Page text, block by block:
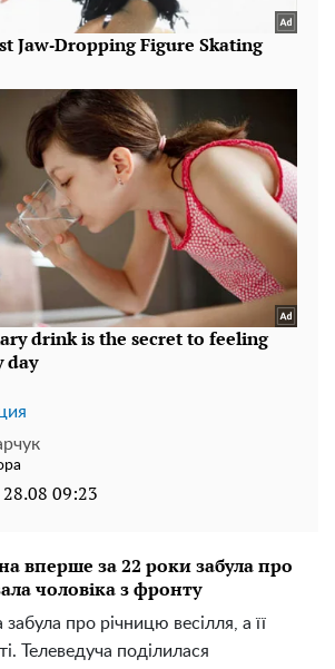
28.08 09:23
вперше за 22 роки забула про
чоловіка з фронту
про річницю весілля, а її
Телеведуча поділилася